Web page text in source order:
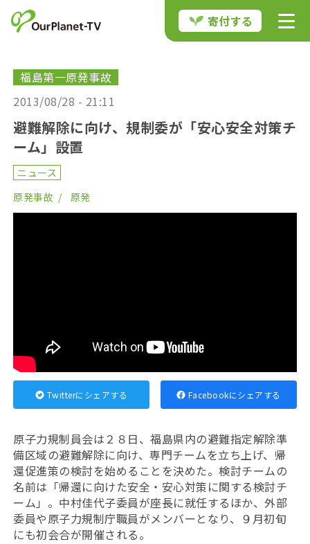
寄付する
福島第一原発事故
2013/08/28 - 21:11
避難解除に向け、規制委が「安心安全対策チ
ーム」設置
ニュース
原発事故
原発
Twitterにシェアする Facebookにシェアする
原子力規制員会は２８日、福島県内の避難指定解除準
備区域の避難解除に向け、専門チームを立ち上げ、帰
還促進策の検討を始めることを決めた。検討チームの
名前は「帰還に向けた安全・安心対策に関する検討チ
ーム」。中村佳代子委員が座長に就任するほか、外部
委員や原子力規制庁職員がメンバーとなり、９月初旬
にも初会合が開催される。